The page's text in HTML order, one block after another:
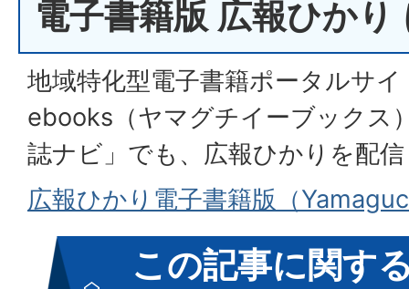
電子書籍版 広報ひかり
地域特化型電子書籍ポータルサ
ebooks（ヤマグチイーブックス
誌ナビ」でも、広報ひかりを配
広報ひかり電子書籍版（
この記事に関す